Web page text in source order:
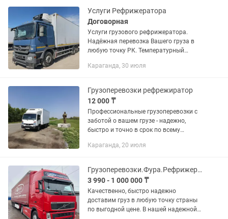
Услуги Рефрижератора
Договорная
Услуги грузового рефрижератора.
Надёжная перевозка Вашего груза в
любую точку РК. Температурный
груза. Доставка точно в срок.
Караганда, 30 июля
Грузоперевозки рефрежиратор
12 000 ₸
Профессиональные грузоперевозки с
заботой о вашем грузе - надежно,
быстро и точно в срок по всему
перевозки - контроль температуры -
Караганда, 20 июля
Грузоперевозки.Фура.Рефрижератор .Длиномер.Камаз.Тралл.Площадка.Газель
3 990 - 1 000 000 ₸
Качественно, быстро надежно
доставим груз в любую точку страны
по выгодной цене. В нашей надежной